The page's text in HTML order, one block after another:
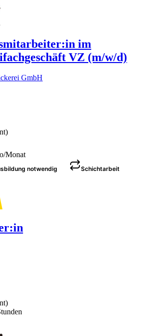
im
VZ (m/w/d)
GmbH
Monat
notwendig Schichtarbeit